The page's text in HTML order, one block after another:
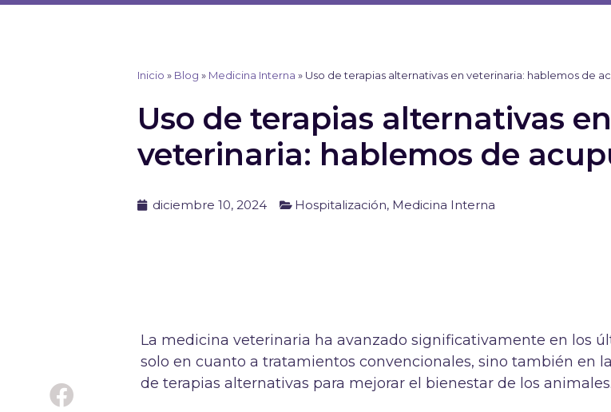
Ir
Inicio » Blog » Medicina Interna » Uso de terapias alternativas en veterinaria: hablemos de
Uso de terapias alternativas en
veterinaria: hablemos de
diciembre 10, 2024 Hospitalización, Medicina Interna
La medicina veterinaria ha avanzado significativamente en los
solo en cuanto a tratamientos convencionales, sino también en
de terapias alternativas para mejorar el bienestar de los animales.